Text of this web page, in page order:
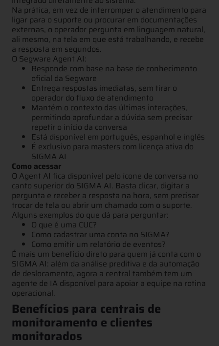
Na prática, em vez de interromper o atendimento para
ligar para o suporte ou procurar em documentações
externas, o operador pergunta em linguagem natural,
ali mesmo, na tela em que está trabalhando, e recebe
a resposta em segundos.
O Segware Agent AI:
Responde com base na base de conhecimento
oficial da Segware
Entrega respostas imediatas, sem tirar o
operador do fluxo de atendimento
Mantém o contexto das últimas interações,
permitindo aprofundar a dúvida sem precisar
repetir o início da conversa
Está disponível em português, espanhol e inglês
É exclusivo para masters com licença ativa do
SIGMA AI
Como acessar
O Agent AI fica disponível pelo ícone de conversa no
canto superior do SIGMA AI. Basta clicar, digitar a
pergunta e receber a resposta na hora, sem precisar
trocar de tela ou abrir um chamado com o suporte.
Alguns exemplos do que dá para perguntar:
O que é uma CUC?
Como cadastrar uma conta no SIGMA?
Como emitir um relatório de eventos?
É mais um benefício direto para quem já conta com o
SIGMA AI: além da análise preditiva e da automação
de deslocamento, agora a central também tem um
agente de IA disponível para apoiar a equipe na rotina
operacional.
Benefícios para centrais de
monitoramento e clientes
monitorados